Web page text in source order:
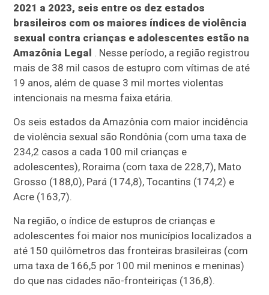
2021 a 2023, seis entre os dez estados
brasileiros com os maiores índices de violência
sexual contra crianças e adolescentes estão na
Amazônia Legal . Nesse período, a região registrou
mais de 38 mil casos de estupro com vítimas de até
19 anos, além de quase 3 mil mortes violentas
intencionais na mesma faixa etária.
Os seis estados da Amazônia com maior incidência
de violência sexual são Rondônia (com uma taxa de
234,2 casos a cada 100 mil crianças e
adolescentes), Roraima (com taxa de 228,7), Mato
Grosso (188,0), Pará (174,8), Tocantins (174,2) e
Acre (163,7).
Na região, o índice de estupros de crianças e
adolescentes foi maior nos municípios localizados a
até 150 quilômetros das fronteiras brasileiras (com
uma taxa de 166,5 por 100 mil meninos e meninas)
do que nas cidades não-fronteiriças (136,8).